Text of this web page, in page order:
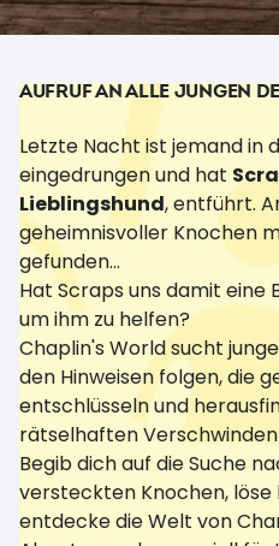
AUFRUF AN ALLE JUNGEN
Letzte Nacht ist jemand in
eingedrungen und hat
Lieblingshund, entführt.
geheimnisvoller Knochen
gefunden...
Hat Scraps uns damit eine
um ihm zu helfen?
Chaplin's World sucht
den Hinweisen folgen, die
entschlüsseln und
rätselhaften
Begib dich auf die Suche
versteckten Knochen, löse
entdecke die Welt von